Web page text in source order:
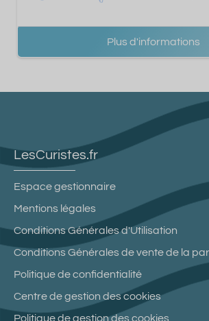
Plus d'informations
LesCuristes.fr
Espace gestionnaire
Mentions légales
Conditions Générales d'Utilisation
Conditions Générales de vente de la
Politique de confidentialité
Centre de gestion des cookies
Politique de gestion des cookies